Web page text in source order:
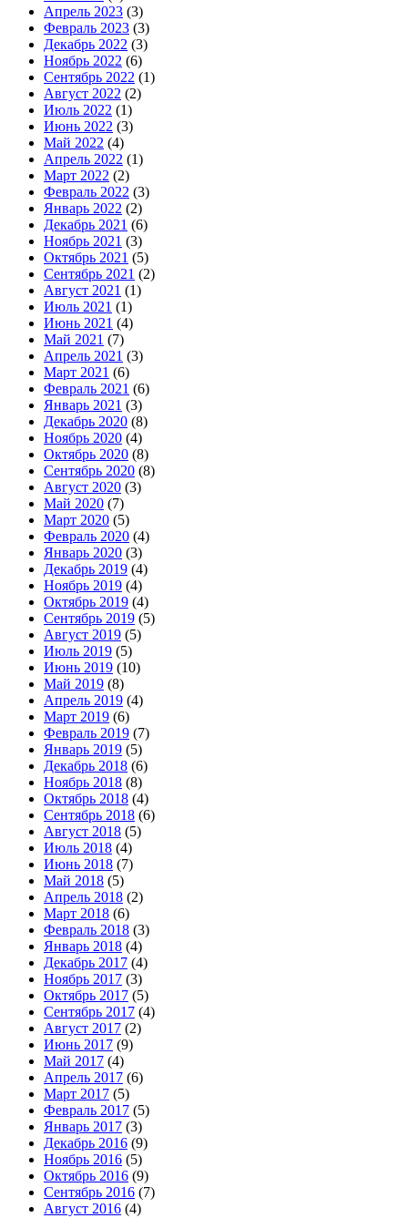
Апрель 2023 (3)
Февраль 2023 (3)
Декабрь 2022 (3)
Ноябрь 2022 (6)
Сентябрь 2022 (1)
Август 2022 (2)
Июль 2022 (1)
Июнь 2022 (3)
Май 2022 (4)
Апрель 2022 (1)
Март 2022 (2)
Февраль 2022 (3)
Январь 2022 (2)
Декабрь 2021 (6)
Ноябрь 2021 (3)
Октябрь 2021 (5)
Сентябрь 2021 (2)
Август 2021 (1)
Июль 2021 (1)
Июнь 2021 (4)
Май 2021 (7)
Апрель 2021 (3)
Март 2021 (6)
Февраль 2021 (6)
Январь 2021 (3)
Декабрь 2020 (8)
Ноябрь 2020 (4)
Октябрь 2020 (8)
Сентябрь 2020 (8)
Август 2020 (3)
Май 2020 (7)
Март 2020 (5)
Февраль 2020 (4)
Январь 2020 (3)
Декабрь 2019 (4)
Ноябрь 2019 (4)
Октябрь 2019 (4)
Сентябрь 2019 (5)
Август 2019 (5)
Июль 2019 (5)
Июнь 2019 (10)
Май 2019 (8)
Апрель 2019 (4)
Март 2019 (6)
Февраль 2019 (7)
Январь 2019 (5)
Декабрь 2018 (6)
Ноябрь 2018 (8)
Октябрь 2018 (4)
Сентябрь 2018 (6)
Август 2018 (5)
Июль 2018 (4)
Июнь 2018 (7)
Май 2018 (5)
Апрель 2018 (2)
Март 2018 (6)
Февраль 2018 (3)
Январь 2018 (4)
Декабрь 2017 (4)
Ноябрь 2017 (3)
Октябрь 2017 (5)
Сентябрь 2017 (4)
Август 2017 (2)
Июнь 2017 (9)
Май 2017 (4)
Апрель 2017 (6)
Март 2017 (5)
Февраль 2017 (5)
Январь 2017 (3)
Декабрь 2016 (9)
Ноябрь 2016 (5)
Октябрь 2016 (9)
Сентябрь 2016 (7)
Август 2016 (4)